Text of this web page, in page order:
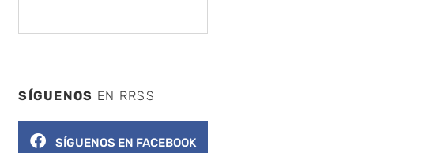
SÍGUENOS EN RRSS
SÍGUENOS EN FACEBOOK